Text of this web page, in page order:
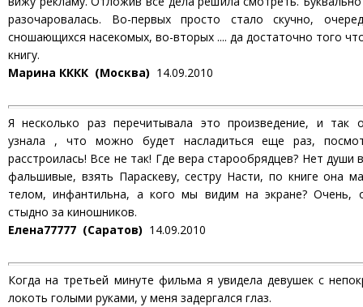
разочаровалась. Во-первых просто стало скучно,
сношающихся насекомых, во-вторых .... да достаточно того
книгу.
Марина КККК (Москва) 14.09.2010
Я несколько раз перечитывала это произведение, и так
узнала , что можно будет насладиться еще раз,
расстроилась! Все не так! Где вера старообрядцев? Нет души
фальшивые, взять Параскеву, сестру Насти, по книге она
телом, инфантильна, а кого мы видим на экране? Очень,
стыдно за киношников.
Елена77777 (Саратов) 14.09.2010
Когда на третьей минуте фильма я увидела девушек с
локоть голыми руками, у меня задергался глаз.